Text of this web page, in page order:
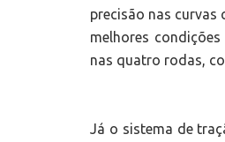
precisão nas curvas
melhores
nas quatro rodas,
Já o sistema de